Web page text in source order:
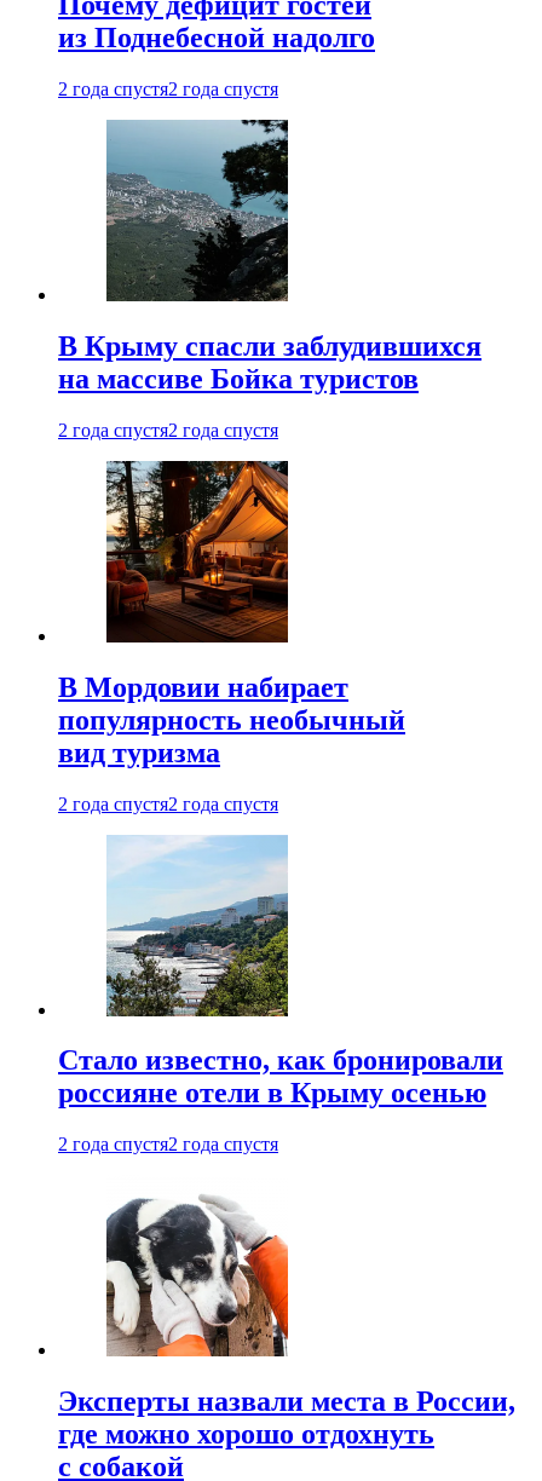
из Поднебесной надолго
2 года спустя2 года спустя
В Крыму спасли заблудившихся
на массиве Бойка туристов
2 года спустя2 года спустя
В Мордовии набирает
популярность необычный
вид туризма
2 года спустя2 года спустя
Стало известно, как бронировали
россияне отели в Крыму осенью
2 года спустя2 года спустя
Эксперты назвали места в России,
где можно хорошо отдохнуть
с собакой